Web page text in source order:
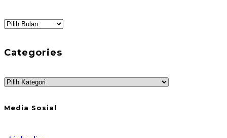
Select
and
Categories
Categories
Media Sosial